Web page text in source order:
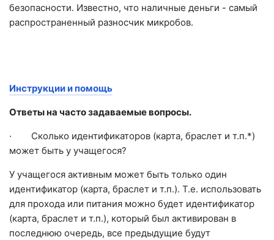
безопасности. Известно, что наличные деньги - самый
распространенный разносчик микробов.
Инструкции и помощь
Ответы на часто задаваемые вопросы.
· Сколько идентификаторов (карта, браслет и т.п.*)
может быть у учащегося?
У учащегося активным может быть только один
идентификатор (карта, браслет и т.п.). Т.е. использовать
для прохода или питания можно будет идентификатор
(карта, браслет и т.п.), который был активирован в
последнюю очередь, все предыдущие будут